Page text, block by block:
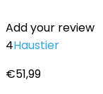
Add your review
4Haustier
€51,99